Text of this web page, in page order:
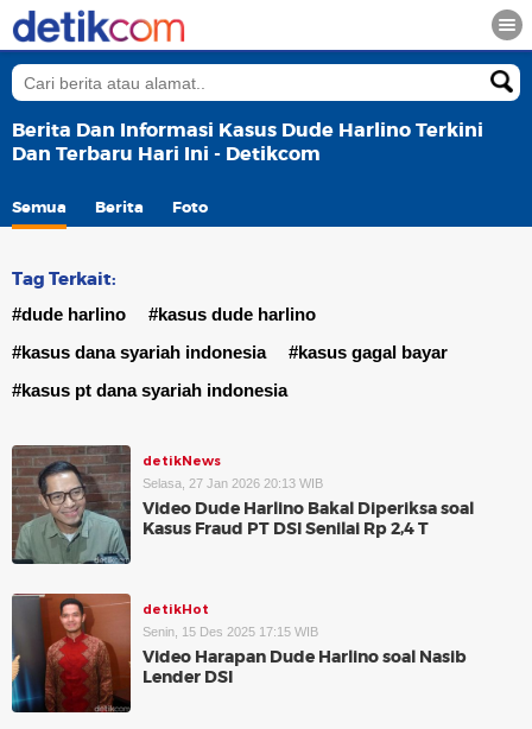
Berita Dan Informasi Kasus Dude Harlino Terkini
Dan Terbaru Hari Ini - Detikcom
Semua Berita Foto
Tag Terkait:
#dude harlino
#kasus dude harlino
#kasus dana syariah indonesia
#kasus gagal bayar
#kasus pt dana syariah indonesia
detikNews
Selasa, 27 Jan 2026 20:13 WIB
Video Dude Harlino Bakal Diperiksa soal
Kasus Fraud PT DSI Senilai Rp 2,4 T
detikHot
Senin, 15 Des 2025 17:15 WIB
Video Harapan Dude Harlino soal Nasib
Lender DSI